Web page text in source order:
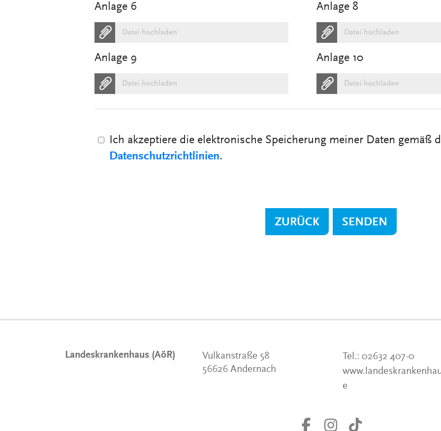
Anlage 6
Datei hochladen
Anlage 8
Datei hochladen
Anlage 9
Datei hochladen
Anlage 10
Datei hochladen
Ich akzeptiere die elektronische Speicherung meiner Daten gemäß
Datenschutzrichtlinien.
ZURÜCK SENDEN
Landeskrankenhaus (AöR)
Vulkanstraße 58
56626 Andernach
Tel.: 02632 407-0
e